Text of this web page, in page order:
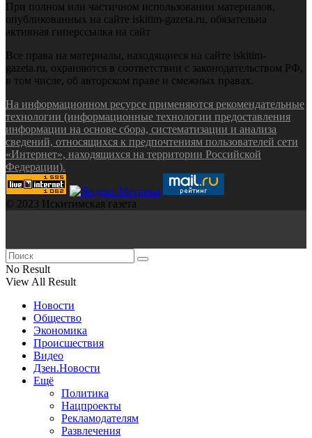
При полном или частичном использовании материалов,
опубликованных на сайте iskitim-gazeta.ru, обязательна
активная гиперссылка на сайт
Все права на материалы, находящиеся на сайте iskitim-
gazeta.ru, охраняются в соответствии с законодательством РФ,
в том числе, об авторском праве и смежных правах.
На информационном ресурсе применяются рекомендательные
технологии (информационные технологии предоставления
информации на основе сбора, систематизации и анализа
сведений, относящихся к предпочтениям пользователей сети
«Интернет», находящихся на территории Российской
Федерации).
© 2023 Искитимская газета
No Result
View All Result
Новости
Общество
Экономика
Происшествия
Видео
Дзен.Новости
Ещё
Политика
Нацпроекты
Рекламодателям
Развлечения